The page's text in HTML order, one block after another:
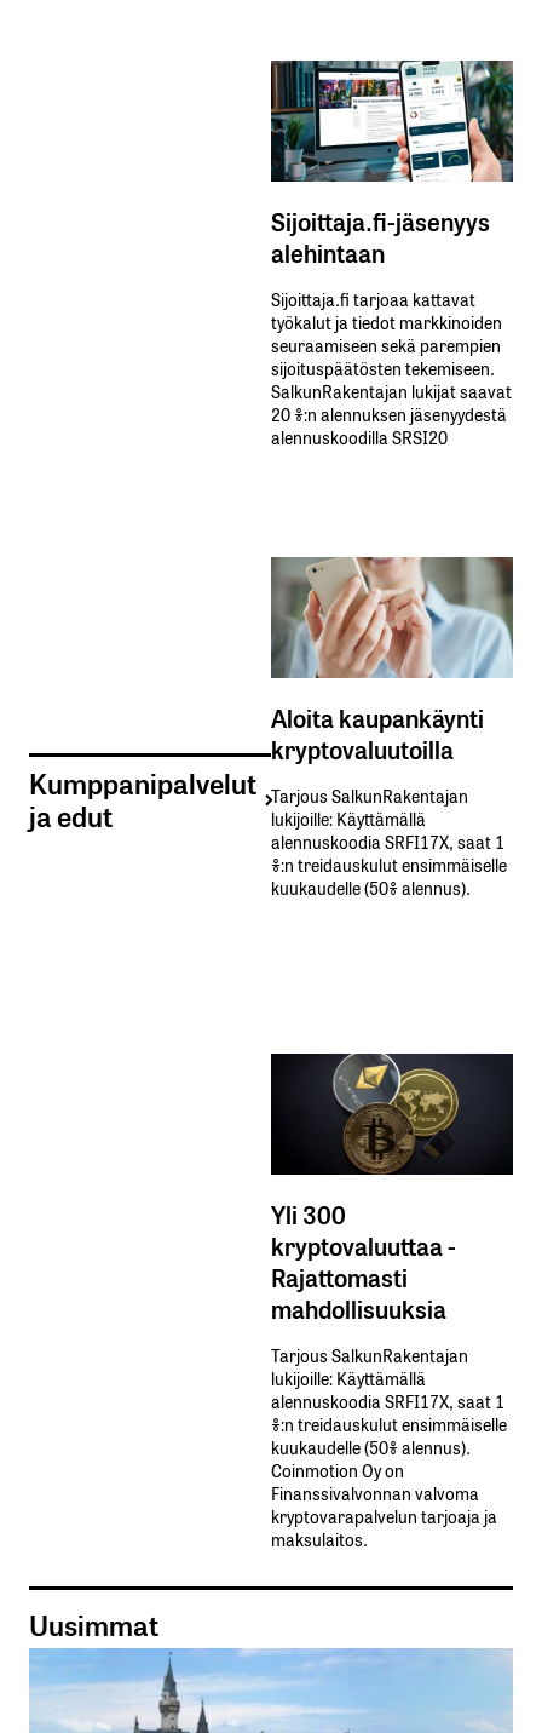
Kumppanipalvelut
ja edut
Sijoittaja.fi-jäsenyys
alehintaan
Sijoittaja.fi tarjoaa kattavat
työkalut ja tiedot markkinoiden
seuraamiseen sekä parempien
sijoituspäätösten tekemiseen.
SalkunRakentajan lukijat saavat
20 %:n alennuksen jäsenyydestä
alennuskoodilla SRSI20
Aloita kaupankäynti
kryptovaluutoilla
Tarjous SalkunRakentajan
lukijoille: Käyttämällä​ ​
alennuskoodia​ ​SRFI17X,​ ​saat​ ​1
%:n treidauskulut​ ​ensimmäiselle​ ​
kuukaudelle​ ​(50%​ ​alennus).
Yli 300
kryptovaluuttaa -
Rajattomasti
mahdollisuuksia
Tarjous SalkunRakentajan
lukijoille: Käyttämällä​ ​
alennuskoodia​ ​SRFI17X,​ ​saat​ ​1
%:n treidauskulut​ ​ensimmäiselle​ ​
kuukaudelle​ ​(50%​ ​alennus).
Coinmotion Oy on
Finanssivalvonnan valvoma
kryptovarapalvelun tarjoaja ja
maksulaitos.
Uusimmat